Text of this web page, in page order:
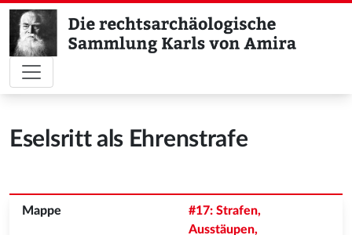
Eselsritt als Ehrenstrafe
#17: Strafen,
Ausstäupen,